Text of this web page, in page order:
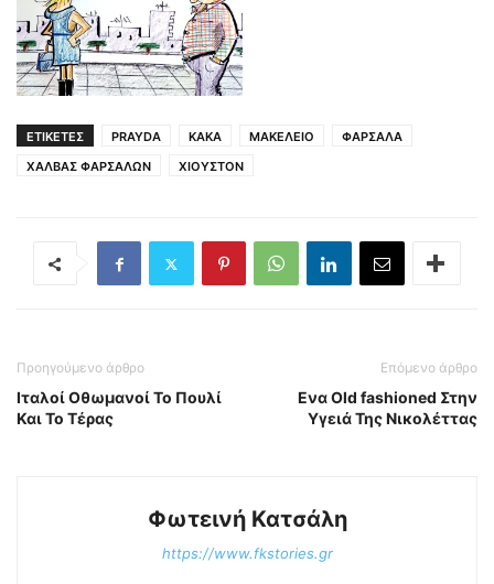
ΕΤΙΚΕΤΕΣ PRAYDA ΚΑΚΑ ΜΑΚΕΛΕΙΟ
ΦΑΡΣΑΛΑ
ΧΑΛΒΑΣ ΦΑΡΣΑΛΩΝ
ΧΙΟΥΣΤΟΝ
Προηγούμενο άρθρο
Ιταλοί Οθωμανοί Το Πουλί
Και Το Τέρας
Επόμενο άρθρο
Ενα Old fashioned Στην
Υγειά Της Νικολέττας
Φωτεινή Κατσάλη
https://www.fkstories.gr